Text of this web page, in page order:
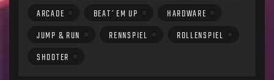
ARCADE
BEAT´EM UP
HARDWARE
JUMP & RUN
RENNSPIEL
ROLLENSPIEL
SHOOTER